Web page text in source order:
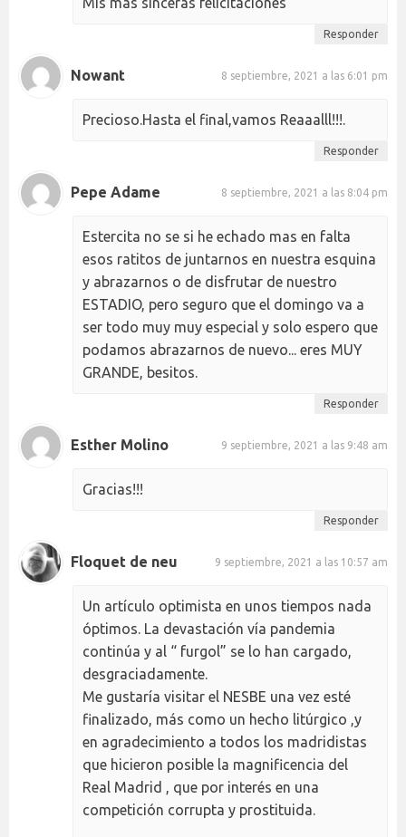
Responder
Nowant 8 septiembre, 2021 a las 6:01 pm
Precioso.Hasta el final,vamos Reaaalll!!!.
Responder
Pepe Adame 8 septiembre, 2021 a las 8:04 pm
Estercita no se si he echado mas en falta
esos ratitos de juntarnos en nuestra esquina
y abrazarnos o de disfrutar de nuestro
ESTADIO, pero seguro que el domingo va a
ser todo muy muy especial y solo espero que
podamos abrazarnos de nuevo... eres MUY
GRANDE, besitos.
Responder
Esther Molino 9 septiembre, 2021 a las 9:48 am
Gracias!!!
Responder
Floquet de neu 9 septiembre, 2021 a las 10:57 am
Un artículo optimista en unos tiempos nada
óptimos. La devastación vía pandemia
continúa y al “ furgol” se lo han cargado,
desgraciadamente.
Me gustaría visitar el NESBE una vez esté
finalizado, más como un hecho litúrgico ,y
en agradecimiento a todos los madridistas
que hicieron posible la magnificencia del
Real Madrid , que por interés en una
competición corrupta y prostituida.